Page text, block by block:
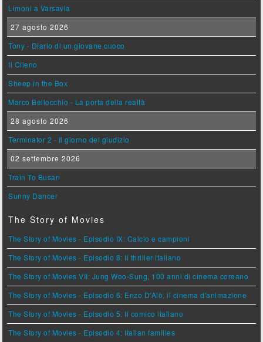
Limoni a Varsavia
27 agosto 2026
Tony - Diario di un giovane cuoco
Il Cileno
Sheep in the Box
Marco Bellocchio - La porta della realtà
28 agosto 2026
Terminator 2 - Il giorno del giudizio
02 settembre 2026
Train To Busan
Sunny Dancer
The Story of Movies
The Story of Movies - Episodio IX: Calcio e campioni
The Story of Movies - Episodio 8: Il thriller italiano
The Story of Movies VII: Jung Woo-Sung, 100 anni di cinema coreano
The Story of Movies - Episodio 6: Enzo D'Alò, il cinema d'animazione
The Story of Movies - Episodio 5: Il comico italiano
The Story of Movies - Episodio 4: Italian families